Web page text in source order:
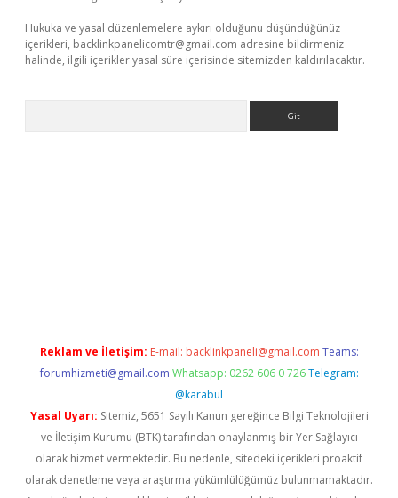
Hukuka ve yasal düzenlemelere aykırı olduğunu düşündüğünüz
içerikleri, backlinkpanelicomtr@gmail.com adresine bildirmeniz
halinde, ilgili içerikler yasal süre içerisinde sitemizden kaldırılacaktır.
Reklam ve İletişim: E-mail: backlinkpaneli@gmail.com Teams:
forumhizmeti@gmail.com Whatsapp: 0262 606 0 726 Telegram:
@karabul
Yasal Uyarı: Sitemiz, 5651 Sayılı Kanun gereğince Bilgi Teknolojileri
ve İletişim Kurumu (BTK) tarafından onaylanmış bir Yer Sağlayıcı
olarak hizmet vermektedir. Bu nedenle, sitedeki içerikleri proaktif
olarak denetleme veya araştırma yükümlülüğümüz bulunmamaktadır.